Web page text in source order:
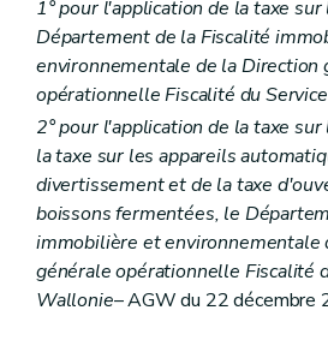
1° pour l'application de la taxe
Département de la Fiscalité
environnementale de la Direction
opérationnelle Fiscalité du
2° pour l'application de la taxe
la taxe sur les appareils
divertissement et de la taxe
boissons fermentées, le
immobilière et environnementale
générale opérationnelle Fiscalité
Wallonie– AGW du 22 décembre